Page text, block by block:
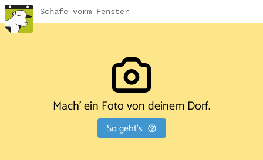
Schafe vorm Fenster
Mach' ein Foto von deinem Dorf.
So geht's